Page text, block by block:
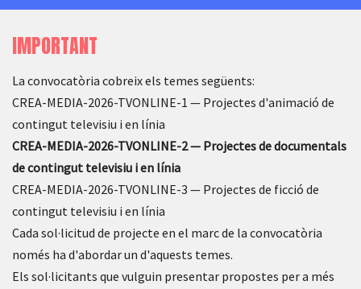
IMPORTANT
La convocatòria cobreix els temes següents:
CREA-MEDIA-2026-TVONLINE-1 — Projectes d'animació de
contingut televisiu i en línia
CREA-MEDIA-2026-TVONLINE-2 — Projectes de documentals
de contingut televisiu i en línia
CREA-MEDIA-2026-TVONLINE-3 — Projectes de ficció de
contingut televisiu i en línia
Cada sol·licitud de projecte en el marc de la convocatòria
només ha d'abordar un d'aquests temes.
Els sol·licitants que vulguin presentar propostes per a més